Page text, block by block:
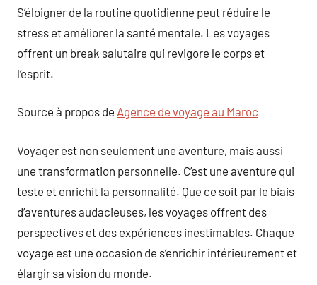
S’éloigner de la routine quotidienne peut réduire le
stress et améliorer la santé mentale. Les voyages
offrent un break salutaire qui revigore le corps et
l’esprit.
Source à propos de Agence de voyage au Maroc
Voyager est non seulement une aventure, mais aussi
une transformation personnelle. C’est une aventure qui
teste et enrichit la personnalité. Que ce soit par le biais
d’aventures audacieuses, les voyages offrent des
perspectives et des expériences inestimables. Chaque
voyage est une occasion de s’enrichir intérieurement et
élargir sa vision du monde.